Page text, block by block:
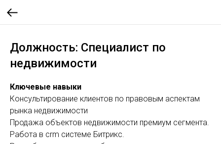
Должность: Специалист по
недвижимости
Ключевые навыки
Консультирование клиентов по правовым аспектам
рынка недвижимости
Продажа объектов недвижимости премиум сегмента.
Работа в crm системе Битрикс.